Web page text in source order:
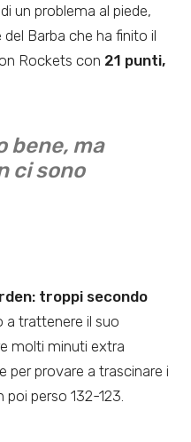
un problema al piede,
Barba che ha finito il
Rockets con 21 punti,
bene, ma
ci sono
troppi secondo
a trattenere il suo
molti minuti extra
provare a trascinare i
perso 132-123.